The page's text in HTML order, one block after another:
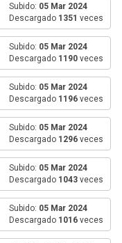
Subido: 05 Mar 2024
Descargado 1351 veces
Subido: 05 Mar 2024
Descargado 1190 veces
Subido: 05 Mar 2024
Descargado 1196 veces
Subido: 05 Mar 2024
Descargado 1296 veces
Subido: 05 Mar 2024
Descargado 1043 veces
Subido: 05 Mar 2024
Descargado 1016 veces